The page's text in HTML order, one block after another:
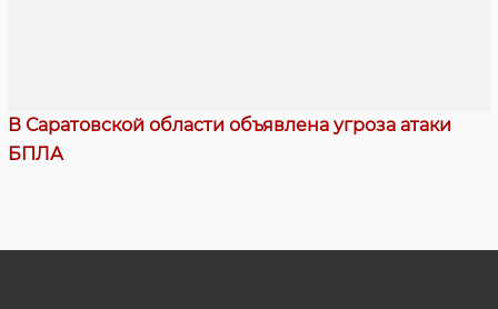
В Саратовской области объявлена угроза атаки
БПЛА